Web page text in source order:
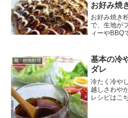
お好み焼
お好み焼き
で、生地が
ィーやBBQ
おろし）き
ラ肉お好...
麺・粉物料理
基本の冷
ダレ
冷たく冷や
越しさわや
レシピはこ